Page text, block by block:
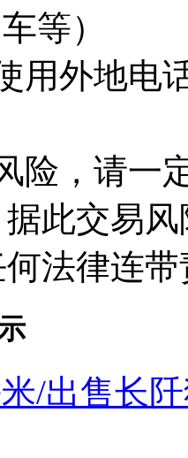
等）
用外地电
险，请一
此交易
法律连
/出售长